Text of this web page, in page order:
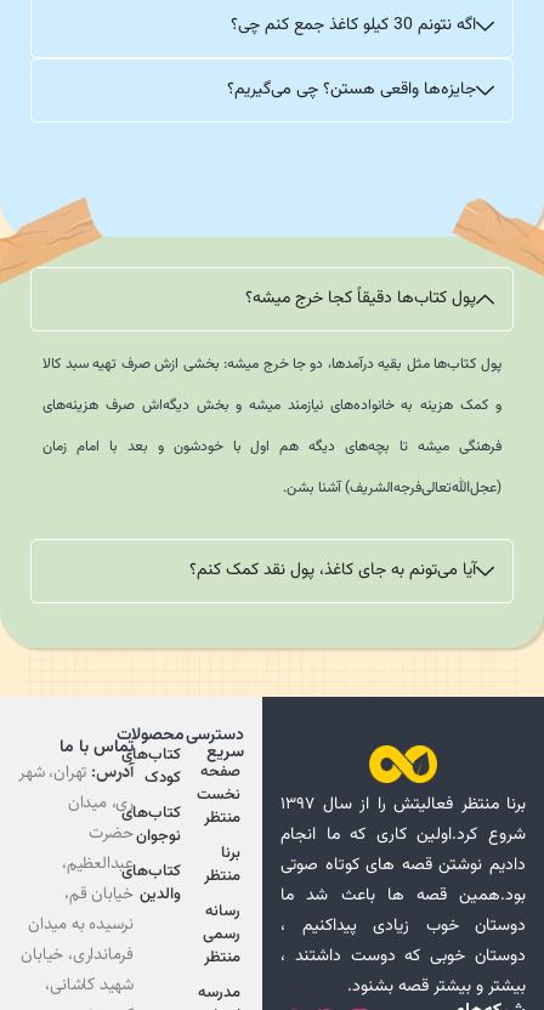
اگه نتونم 30 کیلو کاغذ جمع کنم چی؟
جایزه‌ها واقعی هستن؟ چی می‌گیریم؟
پول کتاب‌ها دقیقاً کجا خرج میشه؟
پول کتاب‌ها مثل بقیه درآمدها، دو جا خرج میشه: بخشی ازش صرف تهیه سبد کالا
و کمک هزینه به خانواده‌های نیازمند میشه و بخش دیگه‌اش صرف هزینه‌های
فرهنگی میشه تا بچه‌های دیگه هم اول با خودشون و بعد با امام زمان
(عجل‌الله‌تعالی‌فرجه‌الشریف) آشنا بشن.
آیا می‌تونم به جای کاغذ، پول نقد کمک کنم؟
برنا منتظر فعالیتش را از سال ۱۳۹۷
کرد.اولین کاری که ما انجام
نوشتن قصه های کوتاه صوتی
قصه ها باعث شد ما
خوب زیادی پیداکنیم ،
خوبی که دوست داشتند ،
و بیشتر قصه بشنود.
دسترسی
سریع
صفحه
نخست
منتظر
منتظر
رسانه
رسمی
منتظر
مدرسه
محصولات
کتاب‌های
کودک
کتاب‌های
نوجوان
کتاب‌های
والدین
تماس با ما
آدرس:تهران، شهر
ری، میدان
حضرت
عبدالعظیم،
خیابان قم،
نرسیده به میدان
فرمانداری، خیابان
شهید کاشانی،